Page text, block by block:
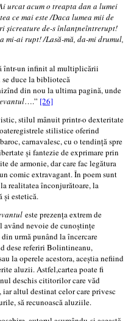
urcat acum o treapta dan a lumei
ce mai este /Daca lumea mii de
șicreature de-s înlanțneîntrerupt!
mi-ai rupt! /Lasă-mă, da-mi drumul,
într-un infinit al multiplicării
duce la bibliotecă
din nou la ultima pagină, unde
….” [26]
stilul mânuit printr-o dexteritate
stilistice oferind
carnavalesc, cu o tendință spre
și fantezie de exprimare prin
de armonie, dar care fac legătura
comic extravagant. În poem sunt
realitatea înconjurătoare, la
și estetică.
este prezența extrem de
nevoie de cunoștințe
urmă punând la încercare
dese referiri Bolintineanu,
la operele acestora, aceștia nefiind
aluzii. Astfel,cartea poate fi
deschis cititorilor care văd
altul destinat celor care privesc
să recunoască aluziile.